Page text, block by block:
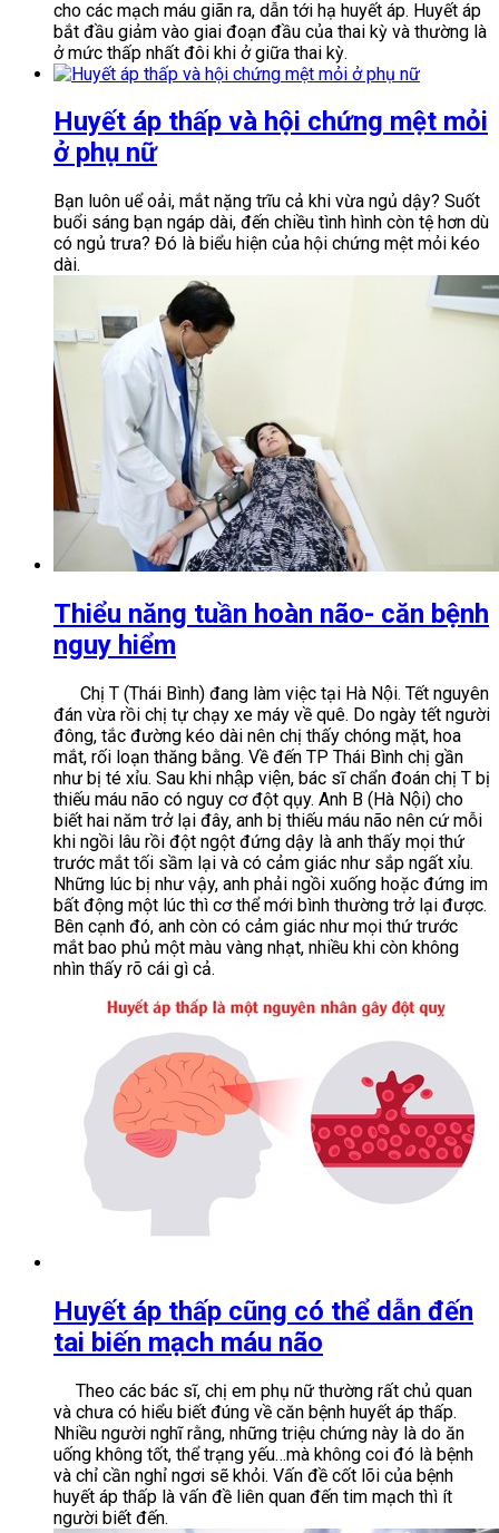
cho các mạch máu giãn ra, dẫn tới hạ huyết áp. Huyết áp
bắt đầu giảm vào giai đoạn đầu của thai kỳ và thường là
ở mức thấp nhất đôi khi ở giữa thai kỳ.
Huyết áp thấp và hội chứng mệt mỏi
ở phụ nữ
Bạn luôn uể oải, mắt nặng trĩu cả khi vừa ngủ dậy? Suốt
buổi sáng bạn ngáp dài, đến chiều tình hình còn tệ hơn dù
có ngủ trưa? Đó là biểu hiện của hội chứng mệt mỏi kéo
dài.
Thiểu năng tuần hoàn não- căn bệnh
nguy hiểm
Chị T (Thái Bình) đang làm việc tại Hà Nội. Tết nguyên
đán vừa rồi chị tự chạy xe máy về quê. Do ngày tết người
đông, tắc đường kéo dài nên chị thấy chóng mặt, hoa
mắt, rối loạn thăng bằng. Về đến TP Thái Bình chị gần
như bị té xỉu. Sau khi nhập viện, bác sĩ chẩn đoán chị T bị
thiếu máu não có nguy cơ đột qụy. Anh B (Hà Nội) cho
biết hai năm trở lại đây, anh bị thiếu máu não nên cứ mỗi
khi ngồi lâu rồi đột ngột đứng dậy là anh thấy mọi thứ
trước mắt tối sầm lại và có cảm giác như sắp ngất xỉu.
Những lúc bị như vậy, anh phải ngồi xuống hoặc đứng im
bất động một lúc thì cơ thể mới bình thường trở lại được.
Bên cạnh đó, anh còn có cảm giác như mọi thứ trước
mắt bao phủ một màu vàng nhạt, nhiều khi còn không
nhìn thấy rõ cái gì cả.
Huyết áp thấp cũng có thể dẫn đến
tai biến mạch máu não
Theo các bác sĩ, chị em phụ nữ thường rất chủ quan
và chưa có hiểu biết đúng về căn bệnh huyết áp thấp.
Nhiều người nghĩ rằng, những triệu chứng này là do ăn
uống không tốt, thể trạng yếu…mà không coi đó là bệnh
và chỉ cần nghỉ ngơi sẽ khỏi. Vấn đề cốt lõi của bệnh
huyết áp thấp là vấn đề liên quan đến tim mạch thì ít
người biết đến.